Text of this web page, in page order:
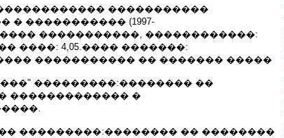
�����������
����������� (1997-
�����������, ������������:
����: 4,05.���� �������:
����������� �� ������� �����
���������:�������� ��
������������� �
��� ���������:�������� �� ��������